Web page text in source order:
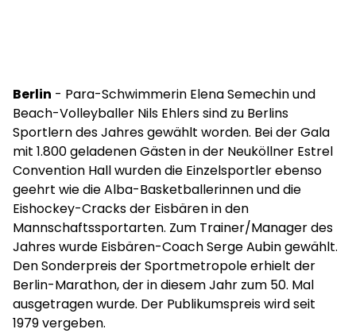
Berlin - Para-Schwimmerin Elena Semechin und
Beach-Volleyballer Nils Ehlers sind zu Berlins
Sportlern des Jahres gewählt worden. Bei der Gala
mit 1.800 geladenen Gästen in der Neuköllner Estrel
Convention Hall wurden die Einzelsportler ebenso
geehrt wie die Alba-Basketballerinnen und die
Eishockey-Cracks der Eisbären in den
Mannschaftssportarten. Zum Trainer/Manager des
Jahres wurde Eisbären-Coach Serge Aubin gewählt.
Den Sonderpreis der Sportmetropole erhielt der
Berlin-Marathon, der in diesem Jahr zum 50. Mal
ausgetragen wurde. Der Publikumspreis wird seit
1979 vergeben.